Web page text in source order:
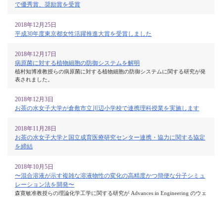
で優秀賞、奨励賞を受賞
2018年12月25日
平成30年度東京都女性活躍推進大賞を受賞しました
2018年12月17日
病原菌に対する植物細胞の防御システムを解明
植村知博准教授らの病原菌に対する植物細胞の防御システムに関する研究が発
表されました。
2018年12月3日
お茶の水女子大学が倉敷市立川辺小学校で連携理科授業を実施します
2018年11月28日
お茶の水女子大学と国立成育医療研究センター連携・協力に関する協定
を締結
2018年10月5日
〜混合溶液が示す複雑な溶液物性の変化の高精度かつ簡便な分子シミュ
レーション法を開発〜
森寛敏准教授らの理論化学工学に関する研究が Advances in Engineering のウェ